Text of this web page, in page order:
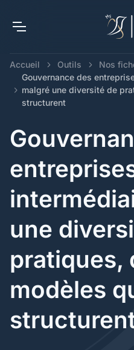
Accueil Outils
Nos
Gouvernance des
malgré une diversité de
structurent
une
pratiques,
modèles